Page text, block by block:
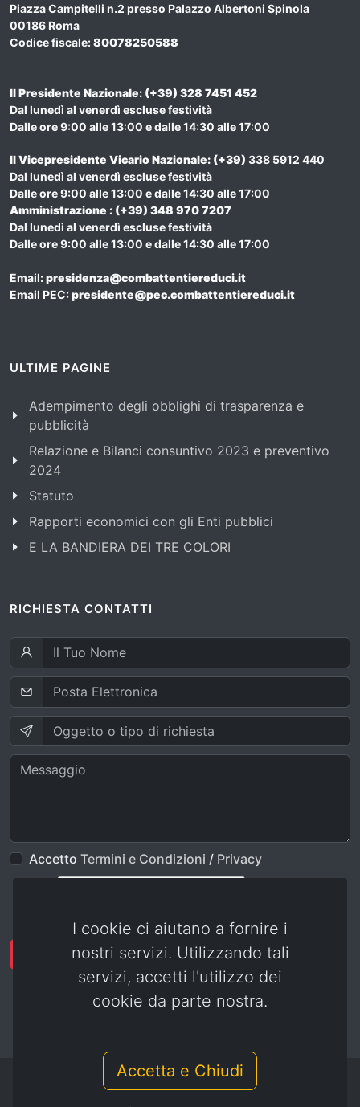
I cookie ci aiutano a fornire i
nostri servizi. Utilizzando tali
servizi, accetti l'utilizzo dei
cookie da parte nostra.
Accetta e Chiudi
Piazza Campitelli n.2 presso Palazzo Albertoni Spinola
00186 Roma
Codice fiscale:80078250588
Il Presidente Nazionale: (+39) 328 7451 452
Dal lunedì al venerdì escluse festività
Dalle ore 9:00 alle 13:00 e dalle 14:30 alle 17:00
Il Vicepresidente Vicario Nazionale: (+39) 338 5912 440
Dal lunedì al venerdì escluse festività
Dalle ore 9:00 alle 13:00 e dalle 14:30 alle 17:00
Amministrazione : (+39) 348 970 7207
Dal lunedì al venerdì escluse festività
Dalle ore 9:00 alle 13:00 e dalle 14:30 alle 17:00
Email:presidenza@combattentiereduci.it
Email PEC:presidente@pec.combattentiereduci.it
ULTIME PAGINE
Adempimento degli obblighi di trasparenza e
pubblicità
Relazione e Bilanci consuntivo 2023 e preventivo
2024
Statuto
Rapporti economici con gli Enti pubblici
E LA BANDIERA DEI TRE COLORI
RICHIESTA CONTATTI
Accetto Termini e Condizioni / Privacy